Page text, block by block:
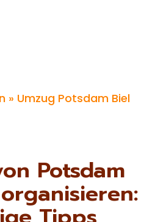
» Umzug Potsdam Biel
Potsdam